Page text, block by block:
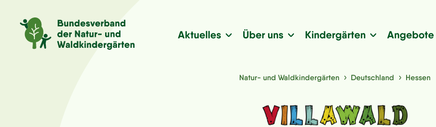
Aktuelles Über uns Kindergärten Angebote
Natur- und Waldkindergärten Deutschland Hessen